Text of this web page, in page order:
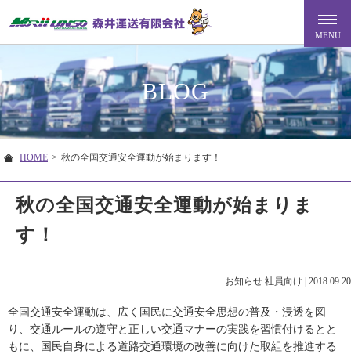
BLOG
HOME > 秋の全国交通安全運動が始まります！
秋の全国交通安全運動が始まりま
す！
お知らせ 社員向け 2018.09.20
全国交通安全運動は、広く国民に交通安全思想の普及・浸透を図
り、交通ルールの遵守と正しい交通マナーの実践を習慣付けるとと
もに、国民自身による道路交通環境の改善に向けた取組を推進する